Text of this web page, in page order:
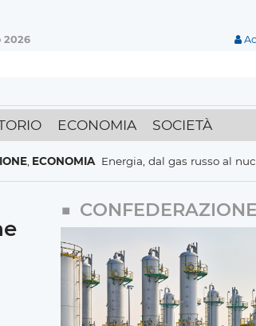
2026
ECONOMIA SOCIETÀ
Energia, dal gas russo al nucleare
CONFEDERAZIONE